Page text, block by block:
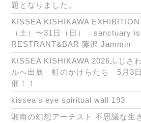
題となりました。
KISSEA KISHIKAWA EXHIBITION
（土）〜31日（日） sanctuary
RESTRANT&BAR 藤沢 Jammin
KISSEA KISHIKAWA 2026ふじさ
ルへ出展 虹のかけらたち 5月3日
催！！
kissea’s eye spiritual wall 193
湘南の幻想アーチスト 不思議な生